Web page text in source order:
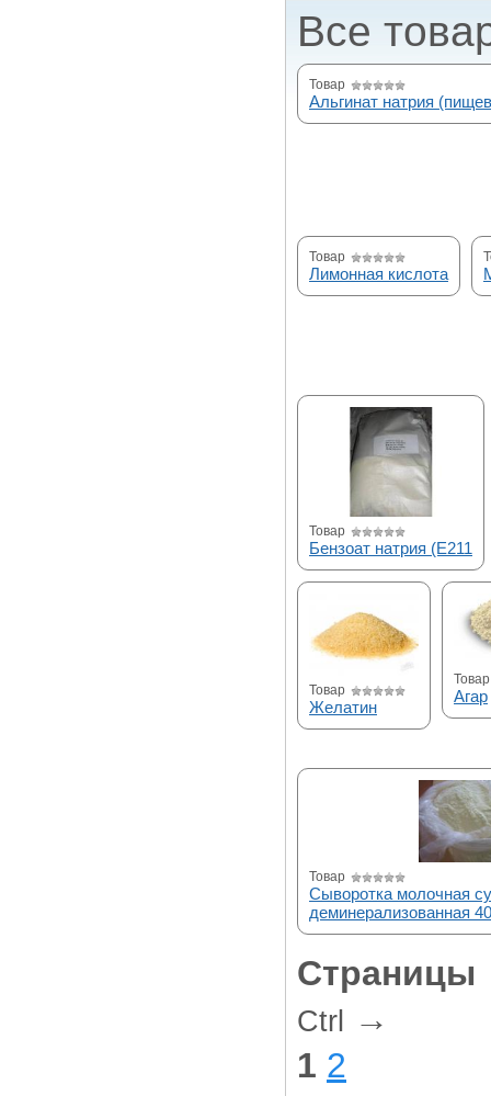
Все
Товар
Альгинат натрия
Товар
Лимонная кислота
Товар
Бензоат натрия (E211
Товар
Желатин
Товар
Агар
Товар
Сыворотка молочная
деминерализованная
Страницы
Ctrl
→
1 2